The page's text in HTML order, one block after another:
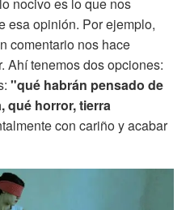
nocivo es lo que nos
esa opinión. Por ejemplo,
comentario nos hace
Ahí tenemos dos opciones:
"qué habrán pensado de
qué horror, tierra
con cariño y acabar